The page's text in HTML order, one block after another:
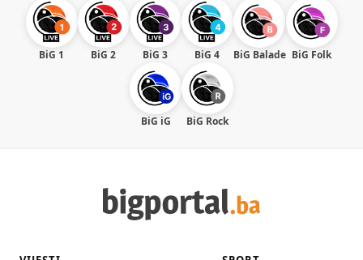
BiG 1 BiG 2 BiG 3 BiG 4 BiG Balade BiG Folk
BiG iG BiG Rock